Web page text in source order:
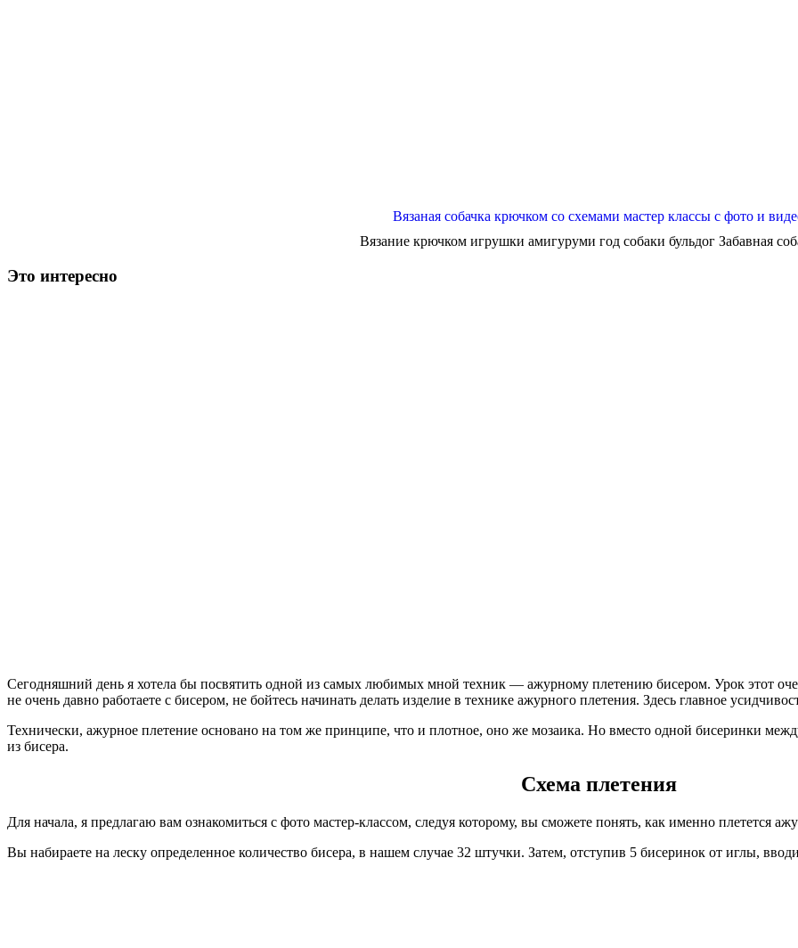
Вязаная собачка крючком со схемами мастер классы с фото и
Вязание крючком игрушки амигуруми год собаки бульдог Забавная
Это интересно
Сегодняшний день я хотела бы посвятить одной из самых любимых мной техник — ажурному плетению бисером. Урок этот
не очень давно работаете с бисером, не бойтесь начинать делать изделие в технике ажурного плетения. Здесь главное
Технически, ажурное плетение основано на том же принципе, что и плотное, оно же мозаика. Но вместо одной бисеринки
из бисера.
Схема плетения
Для начала, я предлагаю вам ознакомиться с фото мастер-классом, следуя которому, вы сможете понять, как именно плетется
Вы набираете на леску определенное количество бисера, в нашем случае 32 штучки. Затем, отступив 5 бисеринок от иглы,